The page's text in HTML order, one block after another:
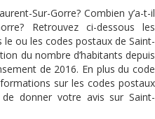
Sur-Gorre? Combien y’a-t-il
Retrouvez ci-dessous les
ou les codes postaux de Saint-
du nombre d’habitants depuis
de 2016. En plus du code
sur les codes postaux
donner votre avis sur Saint-